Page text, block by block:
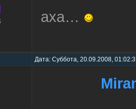
аха…
Дата: Суббота, 20.09.2008,